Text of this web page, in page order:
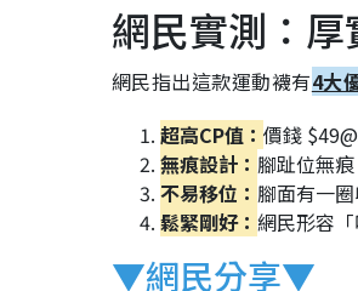
網民實測：厚
網民指出這款運動襪有4大
超高CP值： 價錢
無痕設計： 腳趾位無
不易移位： 腳面有一
鬆緊剛好： 網民形容
▼網民分享▼